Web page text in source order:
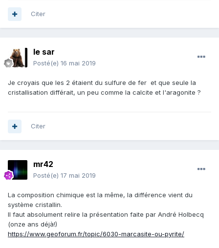
Citer
le sar
Posté(e) 16 mai 2019
Je croyais que les 2 étaient du sulfure de fer et que seule la
cristallisation différait, un peu comme la calcite et l'aragonite ?
Citer
mr42
Posté(e) 17 mai 2019
La composition chimique est la même, la différence vient du
système cristallin.
Il faut absolument relire la présentation faite par André Holbecq
(onze ans déjà!)
https://www.geoforum.fr/topic/6030-marcasite-ou-pyrite/